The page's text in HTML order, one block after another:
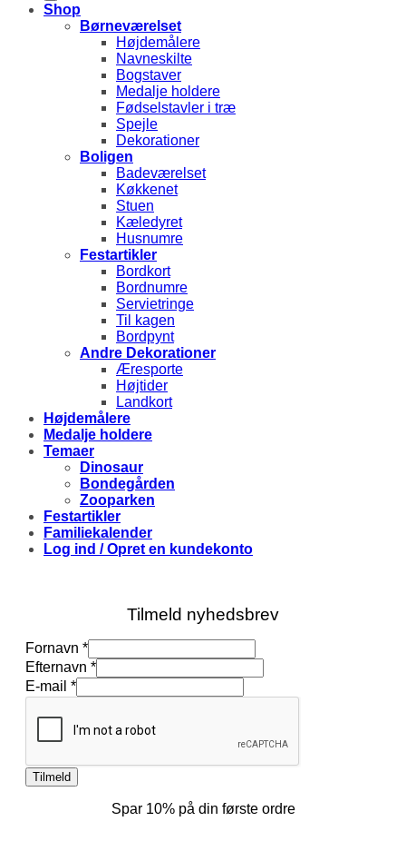
Shop
Børneværelset
Højdemålere
Navneskilte
Bogstaver
Medalje holdere
Fødselstavler i træ
Spejle
Dekorationer
Boligen
Badeværelset
Køkkenet
Stuen
Kæledyret
Husnumre
Festartikler
Bordkort
Bordnumre
Servietringe
Til kagen
Bordpynt
Andre Dekorationer
Æresporte
Højtider
Landkort
Højdemålere
Medalje holdere
Temaer
Dinosaur
Bondegården
Zooparken
Festartikler
Familiekalender
Log ind / Opret en kundekonto
Tilmeld nyhedsbrev
Efternavn
E-
mail
Fornavn
Fornavn *
Efternavn *
E-mail *
Tilmeld
Spar 10% på din første ordre